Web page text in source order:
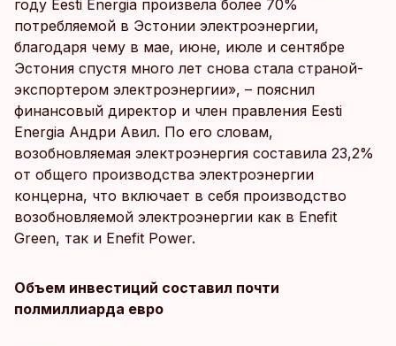
году Eesti Energia произвела более 70%
потребляемой в Эстонии электроэнергии,
благодаря чему в мае, июне, июле и сентябре
Эстония спустя много лет снова стала страной-
экспортером электроэнергии», – пояснил
финансовый директор и член правления Eesti
Energia Андри Авил. По его словам,
возобновляемая электроэнергия составила 23,2%
от общего производства электроэнергии
концерна, что включает в себя производство
возобновляемой электроэнергии как в Enefit
Green, так и Enefit Power.
Объем инвестиций составил почти
полмиллиарда евро